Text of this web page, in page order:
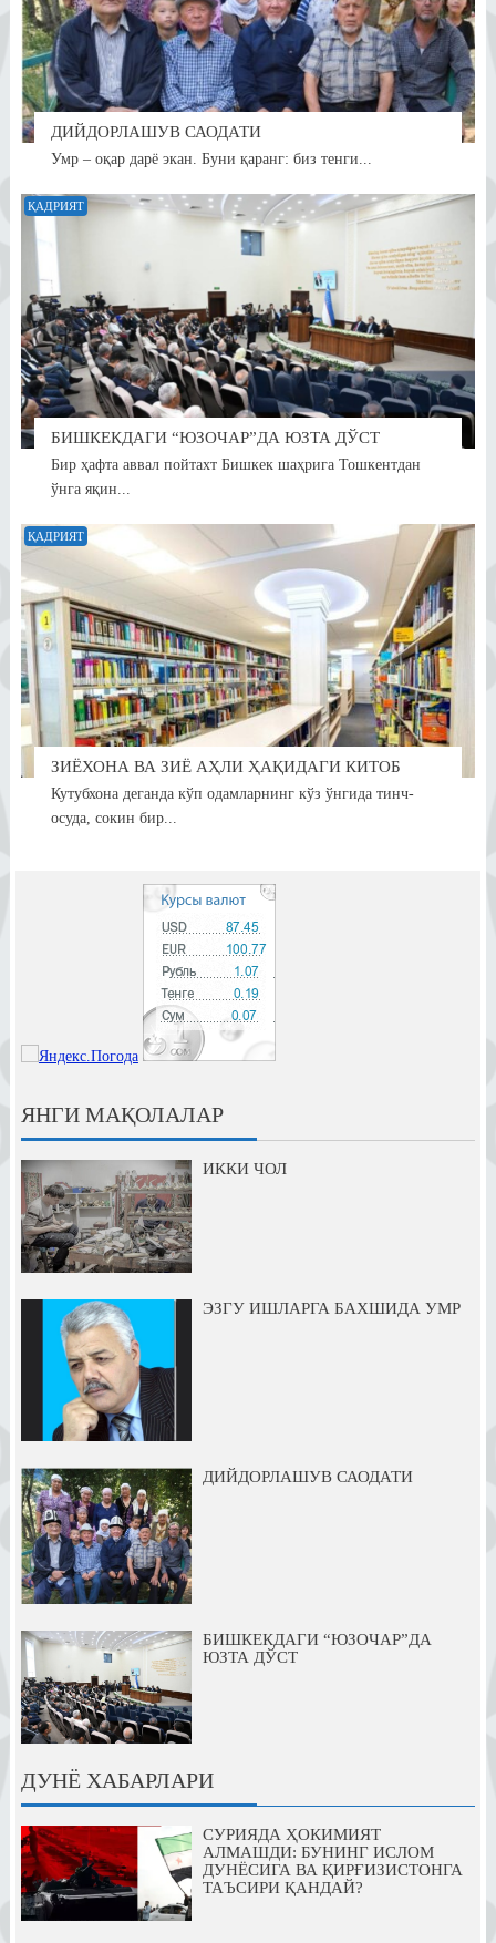
ДИЙДОРЛАШУВ САОДАТИ
Умр – оқар дарё экан. Буни қаранг: биз тенги...
ҚАДРИЯТ
БИШКЕКДАГИ “ЮЗОЧАР”ДА ЮЗТА ДЎСТ
Бир ҳафта аввал пойтахт Бишкек шаҳрига Тошкентдан
ўнга яқин...
ҚАДРИЯТ
ЗИЁХОНА ВА ЗИЁ АҲЛИ ҲАҚИДАГИ КИТОБ
Кутубхона деганда кўп одамларнинг кўз ўнгида тинч-
осуда, сокин бир...
ЯНГИ МАҚОЛАЛАР
ИККИ ЧОЛ
ЭЗГУ ИШЛАРГА БАХШИДА УМР
ДИЙДОРЛАШУВ САОДАТИ
БИШКЕКДАГИ “ЮЗОЧАР”ДА
ЮЗТА ДЎСТ
ДУНЁ ХАБАРЛАРИ
СУРИЯДА ҲОКИМИЯТ
АЛМАШДИ: БУНИНГ ИСЛОМ
ДУНЁСИГА ВА ҚИРҒИЗИСТОНГА
ТАЪСИРИ ҚАНДАЙ?